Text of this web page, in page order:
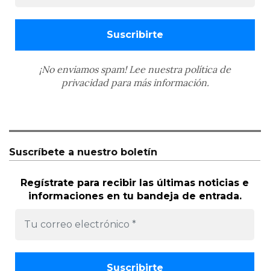
¡No enviamos spam! Lee nuestra política de
privacidadpara más información.
Suscríbete a nuestro boletín
Regístrate para recibir las últimas noticias e
informaciones en tu bandeja de entrada.